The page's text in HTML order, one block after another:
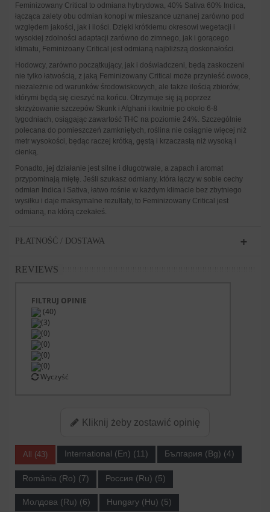
Feminizowany Critical to odmiana hybrydowa, 40% Sativa 60% Indica,
łącząca zalety obu odmian konopi w mieszance uznanej zarówno pod
względem jakości, jak i ilości. Dzięki krótkiemu okresowi wegetacji i
wysokiej zdolności adaptacji zarówno do zimnego, jak i gorącego
klimatu, Feminizoany Critical jest odmianą najbliższą doskonałości.
Hodowcy, zarówno początkujący, jak i doświadczeni, będą zaskoczeni
nie tylko łatwością, z jaką Feminizowany Critical może przynieść owoce,
niezależnie od warunków środowiskowych, ale także ilością zbiorów,
którymi będą się cieszyć na końcu. Otrzymuje się ją poprzez
skrzyżowanie szczepów Skunk i Afghani i kwitnie po około 6-8
tygodniach, osiągając zawartość THC na poziomie 24%. Szczególnie
polecana do pomieszczeń zamkniętych, roślina nie osiągnie więcej niż
metr wysokości, będąc raczej krótką, gęstą i krzaczastą niż wysoką i
cienką.
Ponadto, jej działanie jest silne i długotrwałe, a zapach i aromat
przypominają miętę. Jeśli szukasz odmiany, która łączy w sobie cechy
odmian Indica i Sativa, łatwo rośnie w każdym klimacie bez zbytniego
wysiłku i daje maksymalne rezultaty, to Feminizowany Critical jest
odmianą, na którą czekałeś.
PŁATNOŚĆ / DOSTAWA
REVIEWS
FILTRUJ OPINIE
(40)
(3)
(0)
(0)
(0)
(0)
Wyczyść
Kliknij żeby zostawić opinię
All (43) International (En) (11) България (Bg) (4)
România (Ro) (7) Россия (Ru) (5)
Молдова (Ru) (6) Hungary (Hu) (5)